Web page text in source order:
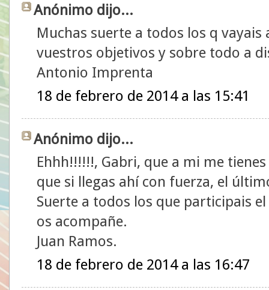
Anónimo dijo...
Muchas suerte a todos los q
vuestros objetivos y sobre todo a
Antonio Imprenta
18 de febrero de 2014 a las 15:41
Anónimo dijo...
Ehhh!!!!!!, Gabri, que a mi me
que si llegas ahí con fuerza, el
Suerte a todos los que participais
os acompañe.
Juan Ramos.
18 de febrero de 2014 a las 16:47